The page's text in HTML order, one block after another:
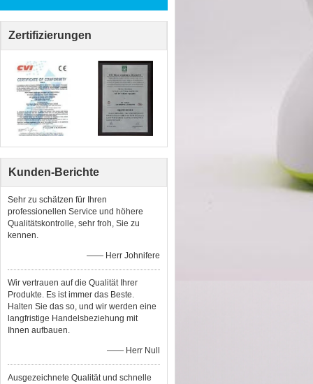
Zertifizierungen
Kunden-Berichte
Sehr zu schätzen für Ihren
professionellen Service und höhere
Qualitätskontrolle, sehr froh, Sie zu
kennen.
—— Herr Johnifere
Wir vertrauen auf die Qualität Ihrer
Produkte. Es ist immer das Beste.
Halten Sie das so, und wir werden eine
langfristige Handelsbeziehung mit
Ihnen aufbauen.
—— Herr Null
Ausgezeichnete Qualität und schnelle